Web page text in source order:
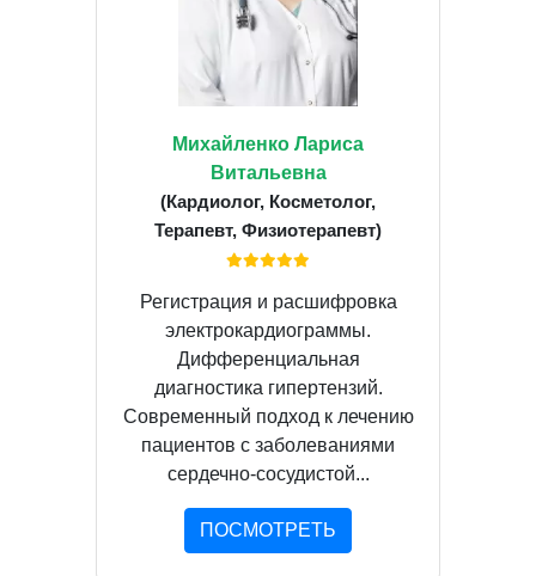
Михайленко Лариса
Витальевна
(Кардиолог, Косметолог,
Терапевт, Физиотерапевт)
Регистрация и расшифровка
электрокардиограммы.
Дифференциальная
диагностика гипертензий.
Современный подход к лечению
пациентов с заболеваниями
сердечно-сосудистой...
ПОСМОТРЕТЬ